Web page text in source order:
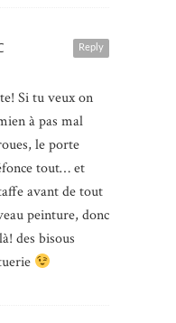
Reply
Si tu veux on
à pas mal
le porte
tout… et
avant de tout
peinture, donc
des bisous